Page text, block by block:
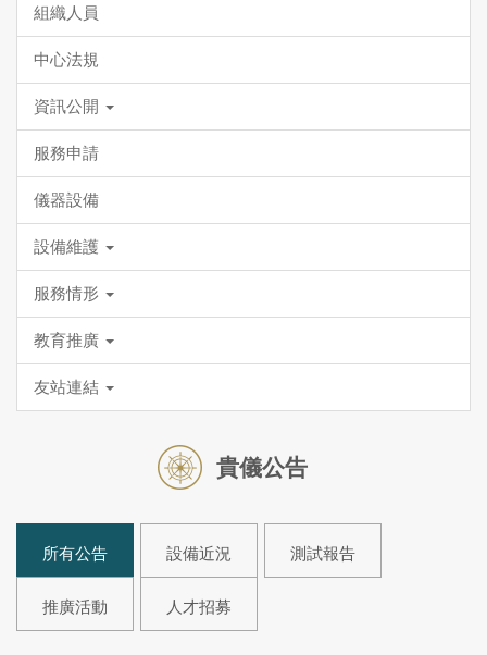
組織人員
中心法規
資訊公開
服務申請
儀器設備
設備維護
服務情形
教育推廣
友站連結
貴儀公告
所有公告 設備近況 測試報告
推廣活動 人才招募